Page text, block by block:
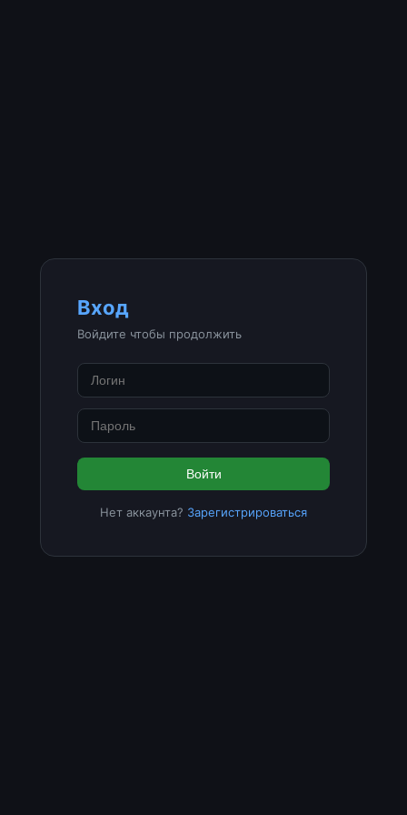
Вход
Войдите чтобы продолжить
Войти
Нет аккаунта? Зарегистрироваться